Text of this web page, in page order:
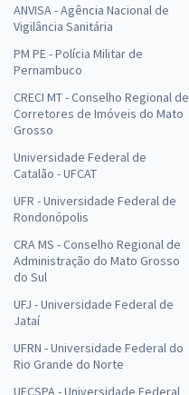
ANVISA - Agência Nacional de
Vigilância Sanitária
PM PE - Polícia Militar de
Pernambuco
CRECI MT - Conselho Regional de
Corretores de Imóveis do Mato
Grosso
Universidade Federal de
Catalão - UFCAT
UFR - Universidade Federal de
Rondonópolis
CRA MS - Conselho Regional de
Administração do Mato Grosso
do Sul
UFJ - Universidade Federal de
Jataí
UFRN - Universidade Federal do
Rio Grande do Norte
UFCSPA - Universidade Federal